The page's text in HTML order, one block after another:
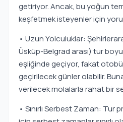
getiriyor. Ancak, bu yoğun
keşfetmek isteyenler için
• Uzun Yolculuklar:
Üsküp-Belgrad arası) tur
eşliğinde geçiyor, fakat
geçirilecek günler olabilir.
verilecek molalarla rahat bir
• Sınırlı Serbest Zaman: Tur